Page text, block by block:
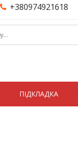
+380974921618
ПІДКЛАДКА